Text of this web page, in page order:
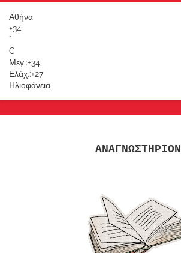
Αθήνα
+34
°
C
Μεγ.:+34
Ελάχ.:+27
Ηλιοφάνεια
ΑΝΑΓΝΩΣΤΗΡΙΟΝ